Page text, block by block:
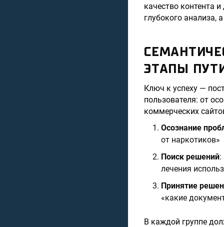
качество контента
глубокого анализа,
ЭТАПЫ
Ключ к успеху —
пользователя: от
коммерческих
Осознание
от наркотиков»
Поиск решений:
лечения
Принятие
«какие
В каждой группе